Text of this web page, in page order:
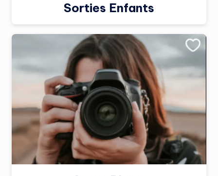
Sorties Enfants